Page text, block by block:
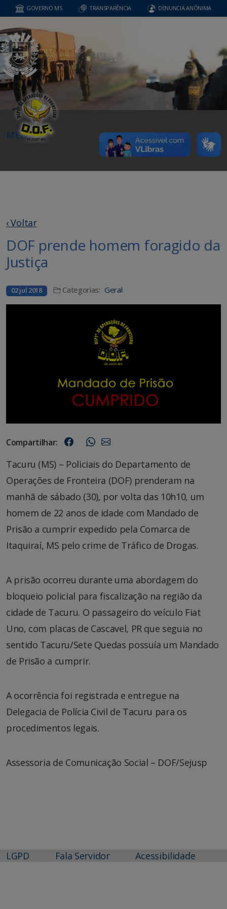
GOVERNO MS TRANSPARÊNCIA DENUNCIA ANÔNIMA
MENU
‹ Voltar
DOF prende homem foragido da
Justiça
02 jul 2018 Categorias: Geral
Compartilhar:
Tacuru (MS) – Policiais do Departamento de
Operações de Fronteira (DOF) prenderam na
manhã de sábado (30), por volta das 10h10, um
homem de 22 anos de idade com Mandado de
Prisão a cumprir expedido pela Comarca de
Itaquiraí, MS pelo crime de Tráfico de Drogas.
A prisão ocorreu durante uma abordagem do
bloqueio policial para fiscalização na região da
cidade de Tacuru. O passageiro do veículo Fiat
Uno, com placas de Cascavel, PR que seguia no
sentido Tacuru/Sete Quedas possuía um Mandado
de Prisão a cumprir.
A ocorrência foi registrada e entregue na
Delegacia de Polícia Civil de Tacuru para os
procedimentos legais.
Assessoria de Comunicação Social – DOF/Sejusp
LGPD Fala Servidor Acessibilidade